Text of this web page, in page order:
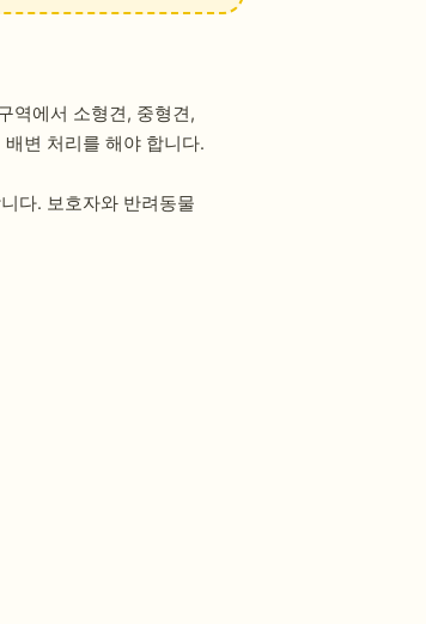
역에서 소형견, 중형견,
변 처리를 해야 합니다.
다. 보호자와 반려동물